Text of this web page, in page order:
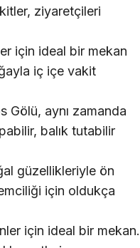
ziyaretçileri
için ideal bir mekan
iç içe vakit
Gölü, aynı zamanda
balık tutabilir
güzellikleriyle ön
için oldukça
için ideal bir mekan.